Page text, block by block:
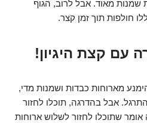
שמנות מאוד. אבל לרוב, הגוף
חולפות תוך זמן קצר.
עם קצת היגיון!
מארוחות כבדות ושמנות מדי,
אבל בהדרגה, תוכלו לחזור
אומר שתוכלו לחזור לשלוש ארוחות